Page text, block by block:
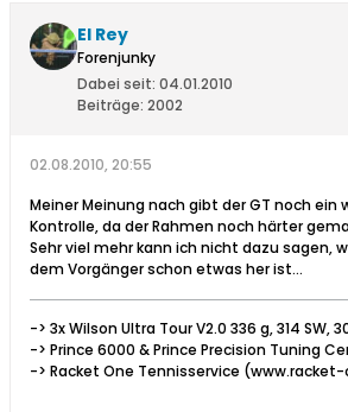
El Rey
Forenjunky
Dabei seit: 04.01.2010
Beiträge: 2002
02.08.2010, 20:55
Meiner Meinung nach gibt der GT noch ein
Kontrolle, da der Rahmen noch härter
Sehr viel mehr kann ich nicht dazu sagen,
dem Vorgänger schon etwas her ist...
-> 3x Wilson Ultra Tour V2.0 336 g, 314 SW,
-> Prince 6000 & Prince Precision Tuning
-> Racket One Tennisservice